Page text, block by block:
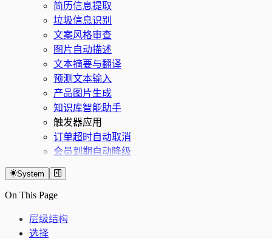
简历信息提取
垃圾信息识别
文案风格审查
图片自动描述
文本摘要与翻译
预测文本输入
产品图片生成
知识库智能助手
触发器应用
订单超时自动取消
会员到期自动降级
System
On This Page
层级结构
选择